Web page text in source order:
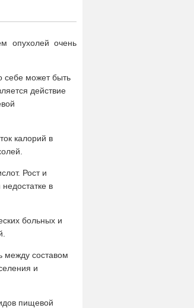
опухолей очень
себе может быть
действие
калорий в
Рост и
в
больных и
между составом
и
пищевой